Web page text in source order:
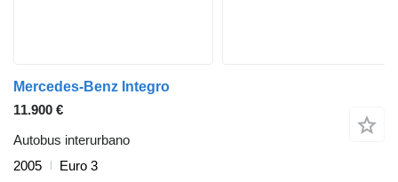
Mercedes-Benz Integro
11.900 €
Autobus interurbano
2005
Euro 3